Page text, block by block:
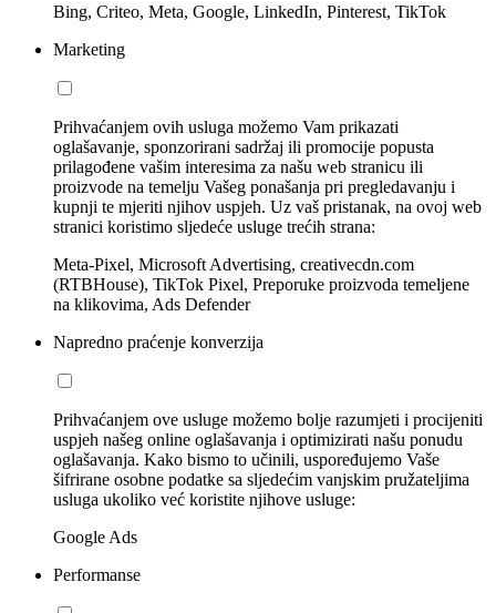
Bing, Criteo, Meta, Google, LinkedIn, Pinterest, TikTok
Marketing
Prihvaćanjem ovih usluga možemo Vam prikazati
oglašavanje, sponzorirani sadržaj ili promocije popusta
prilagođene vašim interesima za našu web stranicu ili
proizvode na temelju Vašeg ponašanja pri pregledavanju i
kupnji te mjeriti njihov uspjeh. Uz vaš pristanak, na ovoj web
stranici koristimo sljedeće usluge trećih strana:
Meta-Pixel, Microsoft Advertising, creativecdn.com
(RTBHouse), TikTok Pixel, Preporuke proizvoda temeljene
na klikovima, Ads Defender
Napredno praćenje konverzija
Prihvaćanjem ove usluge možemo bolje razumjeti i procijeniti
uspjeh našeg online oglašavanja i optimizirati našu ponudu
oglašavanja. Kako bismo to učinili, uspoređujemo Vaše
šifrirane osobne podatke sa sljedećim vanjskim pružateljima
usluga ukoliko već koristite njihove usluge:
Google Ads
Performanse